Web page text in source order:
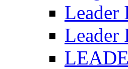
Leader
Leader